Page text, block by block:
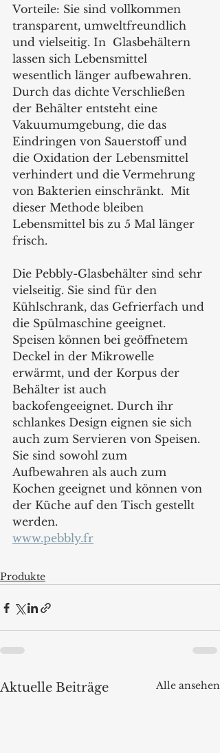
Vorteile: Sie sind vollkommen
transparent, umweltfreundlich
und vielseitig. In  Glasbehältern
lassen sich Lebensmittel
wesentlich länger aufbewahren.
Durch das dichte Verschließen
der Behälter entsteht eine
Vakuumumgebung, die das
Eindringen von Sauerstoff und
die Oxidation der Lebensmittel
verhindert und die Vermehrung
von Bakterien einschränkt.  Mit
dieser Methode bleiben
Lebensmittel bis zu 5 Mal länger
frisch.
Die Pebbly-Glasbehälter sind sehr
vielseitig. Sie sind für den
Kühlschrank, das Gefrierfach und
die Spülmaschine geeignet.
Speisen können bei geöffnetem
Deckel in der Mikrowelle
erwärmt, und der Korpus der
Behälter ist auch
backofengeeignet. Durch ihr
schlankes Design eignen sie sich
auch zum Servieren von Speisen.
Sie sind sowohl zum
Aufbewahren als auch zum
Kochen geeignet und können von
der Küche auf den Tisch gestellt
werden.
www.pebbly.fr
Produkte
Aktuelle Beiträge Alle ansehen